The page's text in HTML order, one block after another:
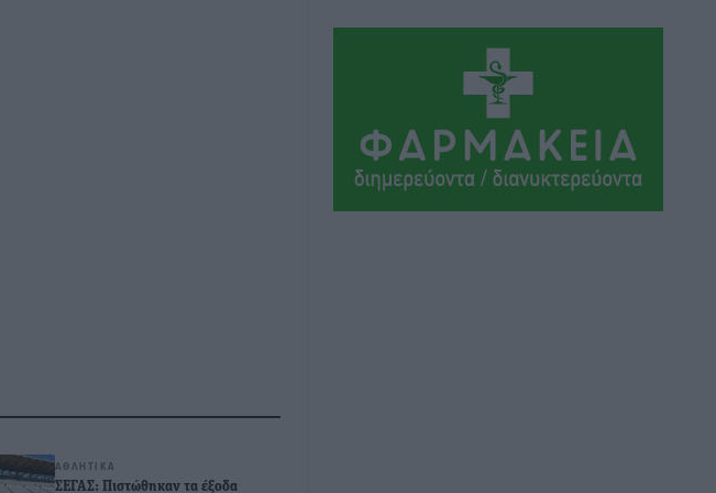
ΑΘΛΗΤΙΚΆ
ΣΕΓΑΣ: Πιστώθηκαν τα έξοδα
Πρωταθλήματος Κ20 στα σωματεία
πριν 3 ώρες
Ευρωπαϊκό Πρωτάθλημα Στίβου: Πότε
αγωνίζονται η Μαγκούλια, η
Σπανουδάκη και ο Κριτούλης